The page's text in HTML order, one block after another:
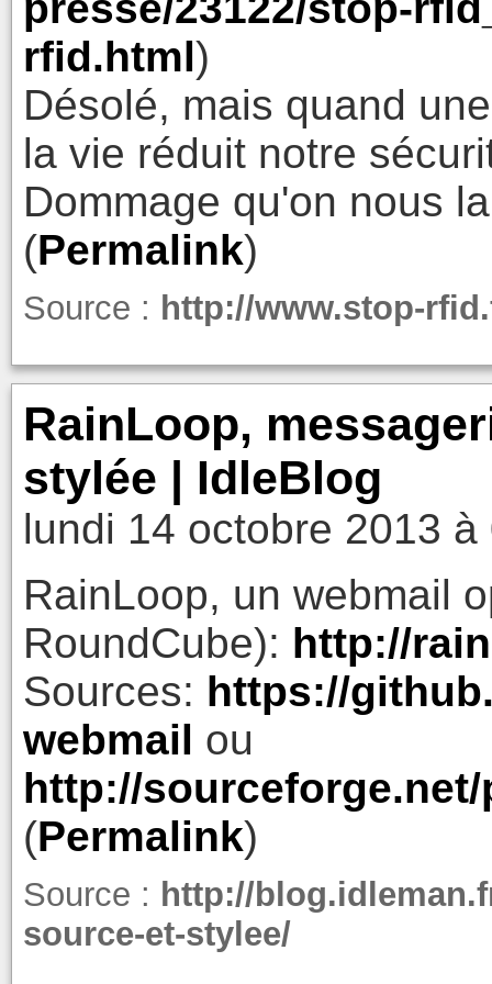
rfid.html)
Désolé, mais quand
la vie réduit notre
Dommage qu'on nous
(Permalink)
Source : http://www.stop-
RainLoop,
stylée | IdleBlog
lundi 14 octobre 2013 à
RainLoop, un webmail
RoundCube): http://
Sources: https://
webmail ou
http://
(Permalink)
Source : http://
source-et-stylee/